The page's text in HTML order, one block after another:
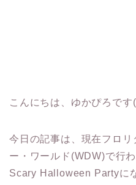
こんにちは、ゆかぴろで
今日の記事は、現在フロ
ー・ワールド(WDW)で行
Scary Halloween Partyに